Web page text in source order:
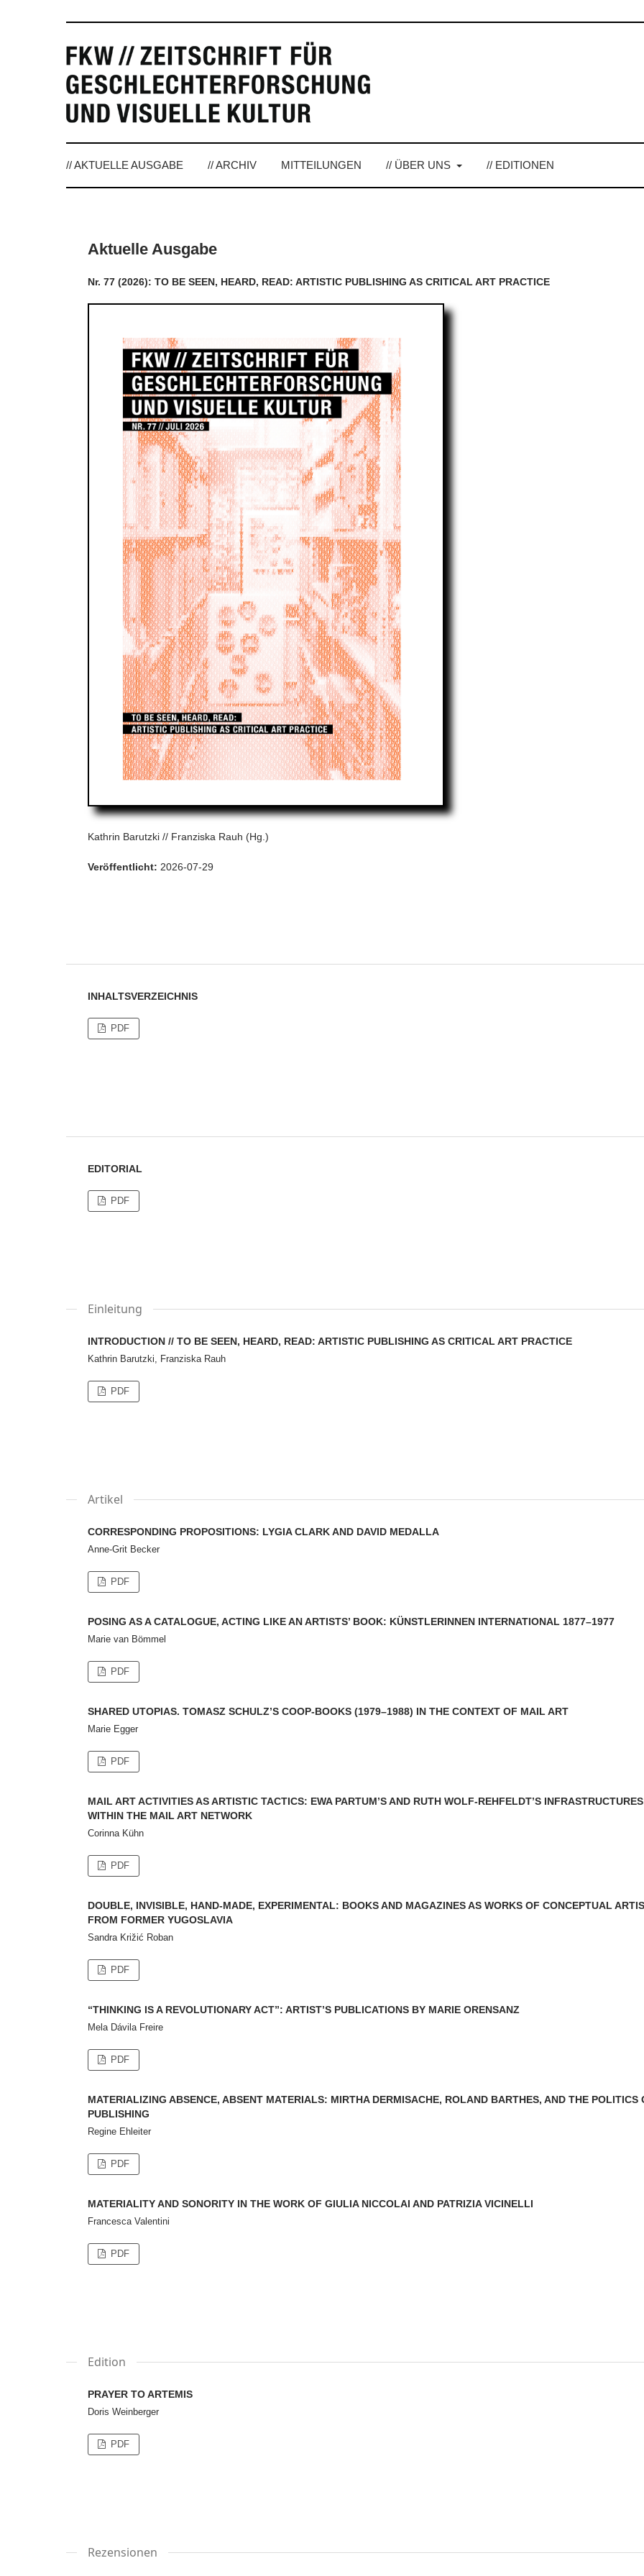
// AKTUELLE AUSGABE // ARCHIV MITTEILUNGEN // ÜBER UNS // EDITIONEN
Aktuelle Ausgabe
Nr. 77 (2026): TO BE SEEN, HEARD, READ: ARTISTIC PUBLISHING AS CRITICAL ART PRACTICE
Kathrin Barutzki // Franziska Rauh (Hg.)
Veröffentlicht: 2026-07-29
INHALTSVERZEICHNIS
PDF
EDITORIAL
PDF
Einleitung
INTRODUCTION // TO BE SEEN, HEARD, READ: ARTISTIC PUBLISHING AS CRITICAL ART PRACTICE
Kathrin Barutzki, Franziska Rauh
PDF
Artikel
CORRESPONDING PROPOSITIONS: LYGIA CLARK AND DAVID MEDALLA
Anne-Grit Becker
PDF
POSING AS A CATALOGUE, ACTING LIKE AN ARTISTS’ BOOK: KÜNSTLERINNEN INTERNATIONAL 1877–1977
Marie van Bömmel
PDF
SHARED UTOPIAS. TOMASZ SCHULZ’S COOP-BOOKS (1979–1988) IN THE CONTEXT OF MAIL ART
Marie Egger
PDF
MAIL ART ACTIVITIES AS ARTISTIC TACTICS: EWA PARTUM’S AND RUTH WOLF-REHFELDT’S INFRASTRUCTURES
WITHIN THE MAIL ART NETWORK
Corinna Kühn
PDF
DOUBLE, INVISIBLE, HAND-MADE, EXPERIMENTAL: BOOKS AND MAGAZINES AS WORKS OF CONCEPTUAL
FROM FORMER YUGOSLAVIA
Sandra Križić Roban
PDF
“THINKING IS A REVOLUTIONARY ACT”: ARTIST’S PUBLICATIONS BY MARIE ORENSANZ
Mela Dávila Freire
PDF
MATERIALIZING ABSENCE, ABSENT MATERIALS: MIRTHA DERMISACHE, ROLAND BARTHES, AND THE POLITICS
PUBLISHING
Regine Ehleiter
PDF
MATERIALITY AND SONORITY IN THE WORK OF GIULIA NICCOLAI AND PATRIZIA VICINELLI
Francesca Valentini
PDF
Edition
PRAYER TO ARTEMIS
Doris Weinberger
PDF
Rezensionen